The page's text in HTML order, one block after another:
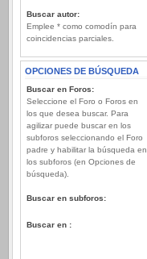
Buscar autor:
Emplee * como comodín para
coincidencias parciales.
OPCIONES DE BÚSQUEDA
Buscar en Foros:
Seleccione el Foro o Foros en
los que desea buscar. Para
agilizar puede buscar en los
subforos seleccionando el Foro
padre y habilitar la búsqueda en
los subforos (en Opciones de
búsqueda).
Buscar en subforos:
Buscar en :